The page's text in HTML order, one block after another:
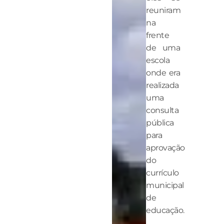
reuniram
na
frente
de uma
escola
onde era
realizada
uma
consulta
pública
para
aprovação
do
currículo
municipal
de
educação.